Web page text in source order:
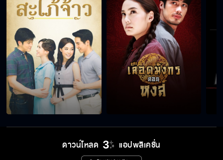
ดาวน์โหลด แอปพลิเคชั่น